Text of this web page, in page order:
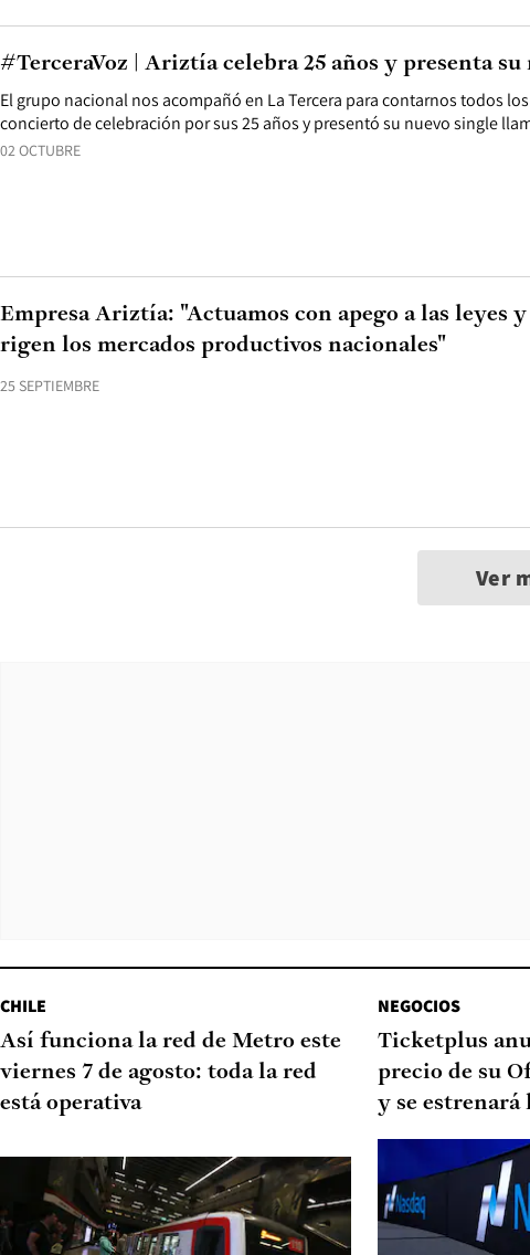
02 OCTUBRE
El grupo nacional nos acompañó en La Tercera para contarnos todos
concierto de celebración por sus 25 años y presentó su nuevo single
#TerceraVoz | Ariztía celebra 25 años y presenta su
25 SEPTIEMBRE
Empresa Ariztía: "Actuamos con apego a las leyes
rigen los mercados productivos nacionales"
Ver
CHILE
Así funciona la red de Metro este
viernes 7 de agosto: toda la red
está operativa
NEGOCIOS
Ticketplus
precio de su
y se estrenará